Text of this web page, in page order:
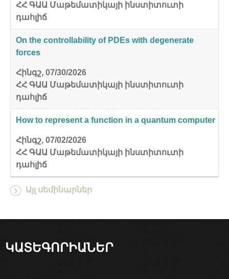
ՀՀ ԳԱԱ Մաթեմատիկայի ինստիտուտի
դահլիճ
On the controllability of PDEs with degenerate
forces
Հինգշ, 07/30/2026
ՀՀ ԳԱԱ Մաթեմատիկայի ինստիտուտի
դահլիճ
How to represent a function in a quantum computer
Հինգշ, 07/02/2026
ՀՀ ԳԱԱ Մաթեմատիկայի ինստիտուտի
դահլիճ
Այլ սեմինարներ
ԿԱՏԵԳՈՐԻԱՆԵՐ